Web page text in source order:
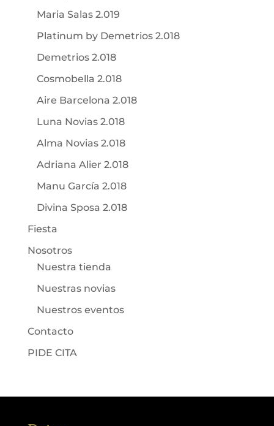
Maria Salas 2.019
Platinum by Demetrios 2.018
Demetrios 2.018
Cosmobella 2.018
Aire Barcelona 2.018
Luna Novias 2.018
Alma Novias 2.018
Adriana Alier 2.018
Manu García 2.018
Divina Sposa 2.018
Fiesta
Nosotros
Nuestra tienda
Nuestras novias
Nuestros eventos
Contacto
PIDE CITA